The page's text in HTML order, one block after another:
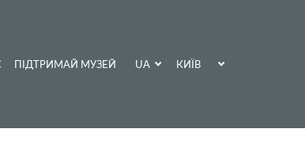
ПІДТРИМАЙ МУЗЕЙ
UA
КИЇВ